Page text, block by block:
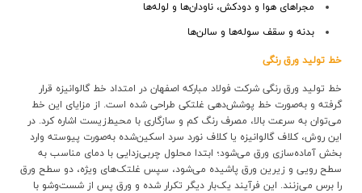
مجراهاي هوا و دودكش، ناودان‌ها و لوله‌ها
بدنه و سقف سوله‌ها و سالن‌ها
خط توليد ورق رنگي
خط تولید ورق رنگی شرکت فولاد مبارکه اصفهان در امتداد خط گالوانیزه قرار
گرفته و به‌صورت خط پوشش‌دهی غلتکی طراحی شده است. از مزایای این خط
می‌توان به سرعت بالا، مصرف رنگ کم و سازگاری با محیط‌زیست اشاره کرد. در
این روش، کلاف گالوانیزه یا کلاف نورد سرد اسکین‌شده به‌صورت پیوسته وارد
بخش آماده‌سازی ورق می‌شود؛ ابتدا محلول چربی‌زدایی با دمای مناسب به
سطح رویی و زیرین ورق پاشیده می‌شود، سپس غلتک‌های ویژه، دو سطح ورق
را برس می‌زنند. این فرآیند یک‌بار دیگر تکرار شده و ورق پس از شست‌وشو با